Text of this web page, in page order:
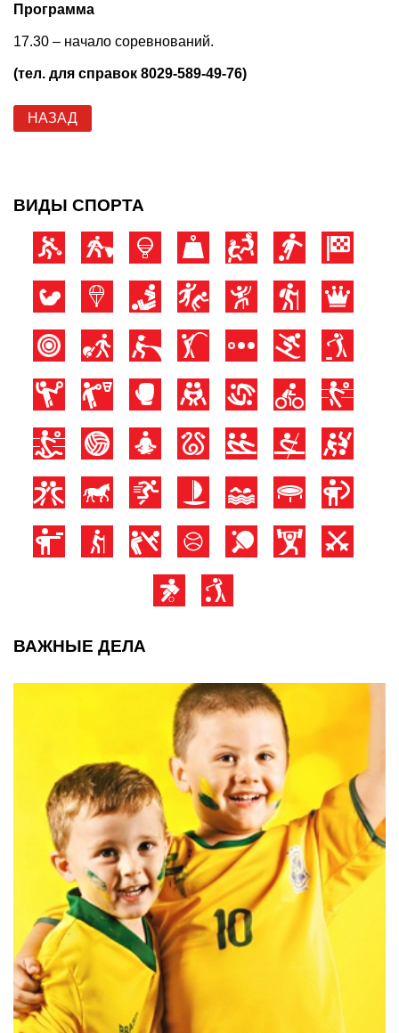
Программа
17.30 – начало соревнований.
(тел. для справок 8029-589-49-76)
НАЗАД
ВИДЫ СПОРТА
ВАЖНЫЕ ДЕЛА